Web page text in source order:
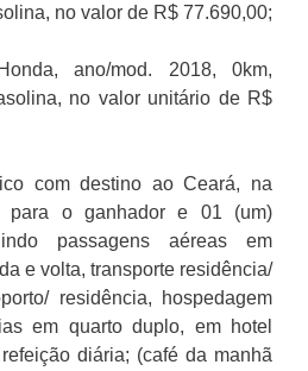
no valor de R$ 77.690,00;
ano/mod. 2018, 0km,
no valor unitário de R$
com destino ao Ceará, na
para o ganhador e 01 (um)
passagens aéreas em
e volta, transporte residência/
residência, hospedagem
em quarto duplo, em hotel
diária; (café da manhã